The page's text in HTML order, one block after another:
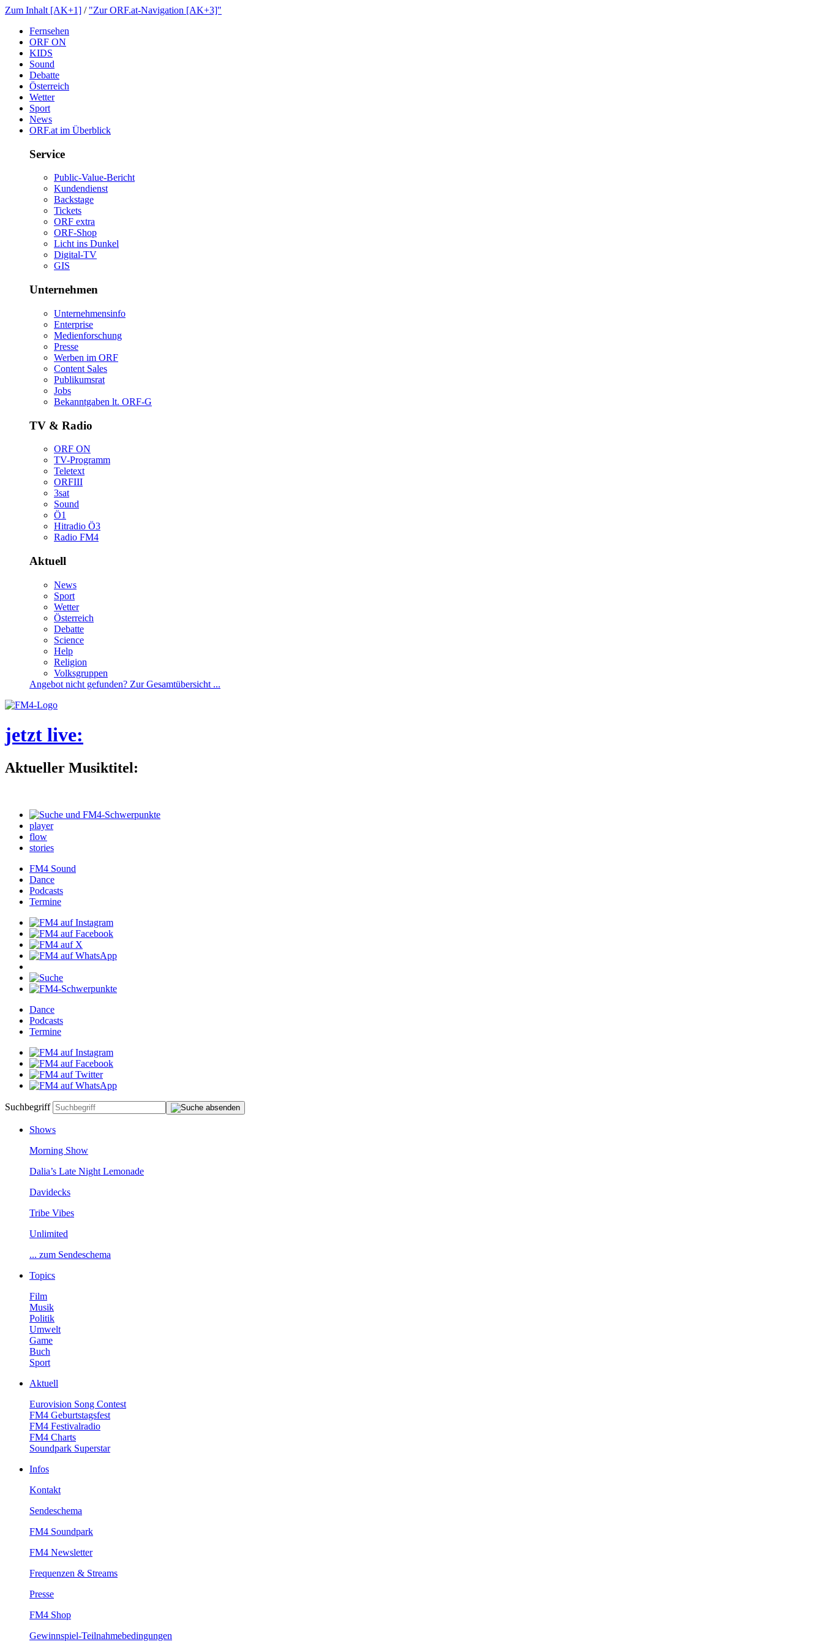
ZumInhalt[AK+1] / "ZurORF.at-Navigation[AK+3]"
Fernsehen
ORFON
KIDS
Sound
Debatte
Österreich
Wetter
Sport
News
ORF.atimÜberblick
Service
Public-Value-Bericht
Kundendienst
Backstage
Tickets
ORFextra
ORF-Shop
LichtinsDunkel
Digital-TV
GIS
Unternehmen
Unternehmensinfo
Enterprise
Medienforschung
Presse
WerbenimORF
ContentSales
Publikumsrat
Jobs
Bekanntgabenlt.ORF-G
TV&Radio
ORFON
TV-Programm
Teletext
ORFIII
3sat
Sound
Ö1
HitradioÖ3
RadioFM4
Aktuell
News
Sport
Wetter
Österreich
Debatte
Science
Help
Religion
Volksgruppen
Angebotnichtgefunden?ZurGesamtübersicht...
jetztlive:
AktuellerMusiktitel:
player
flow
stories
FM4Sound
Dance
Podcasts
Termine
Dance
Podcasts
Termine
Suchbegriff
Shows
MorningShow
Dalia’sLateNightLemonade
Davidecks
TribeVibes
Unlimited
...zumSendeschema
Topics
Film
Musik
Politik
Umwelt
Game
Buch
Sport
Aktuell
EurovisionSongContest
FM4Geburtstagsfest
FM4Festivalradio
FM4Charts
SoundparkSuperstar
Infos
Kontakt
Sendeschema
FM4Soundpark
FM4Newsletter
Frequenzen&Streams
Presse
FM4Shop
Gewinnspiel-Teilnahmebedingungen